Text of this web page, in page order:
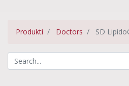
Produkti Doctors SD